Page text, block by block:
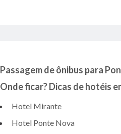
Passagem de ônibus para
Onde ficar? Dicas de hotéis
Hotel Mirante
Hotel Ponte Nova